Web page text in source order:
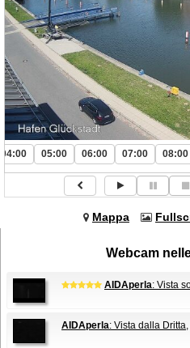
04:00 05:00 06:00 07:00 08:00
Mappa
Webcam
AIDAperla: Vista
AIDAperla: Vista dalla Dritta